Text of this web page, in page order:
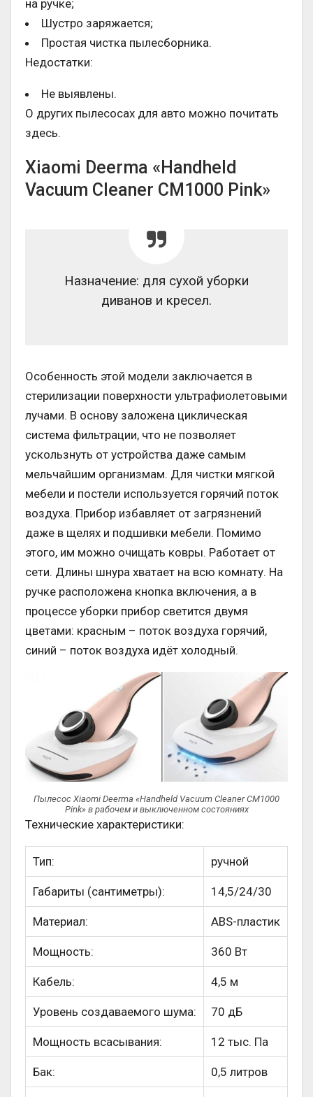
на ручке;
Шустро заряжается;
Простая чистка пылесборника.
Недостатки:
Не выявлены.
О других пылесосах для авто можно почитать
здесь.
Xiaomi Deerma «Handheld
Vacuum Cleaner CM1000 Pink»
Назначение: для сухой уборки
диванов и кресел.
Особенность этой модели заключается в
стерилизации поверхности ультрафиолетовыми
лучами. В основу заложена циклическая
система фильтрации, что не позволяет
ускользнуть от устройства даже самым
мельчайшим организмам. Для чистки мягкой
мебели и постели используется горячий поток
воздуха. Прибор избавляет от загрязнений
даже в щелях и подшивки мебели. Помимо
этого, им можно очищать ковры. Работает от
сети. Длины шнура хватает на всю комнату. На
ручке расположена кнопка включения, а в
процессе уборки прибор светится двумя
цветами: красным – поток воздуха горячий,
синий – поток воздуха идёт холодный.
Пылесос Xiaomi Deerma «Handheld Vacuum Cleaner CM1000
Pink» в рабочем и выключенном состояниях
Технические характеристики:
Тип: ручной
Габариты (сантиметры): 14,5/24/30
Материал: ABS-пластик
Мощность: 360 Вт
Кабель: 4,5 м
Уровень создаваемого шума: 70 дБ
Мощность всасывания: 12 тыс. Па
Бак: 0,5 литров